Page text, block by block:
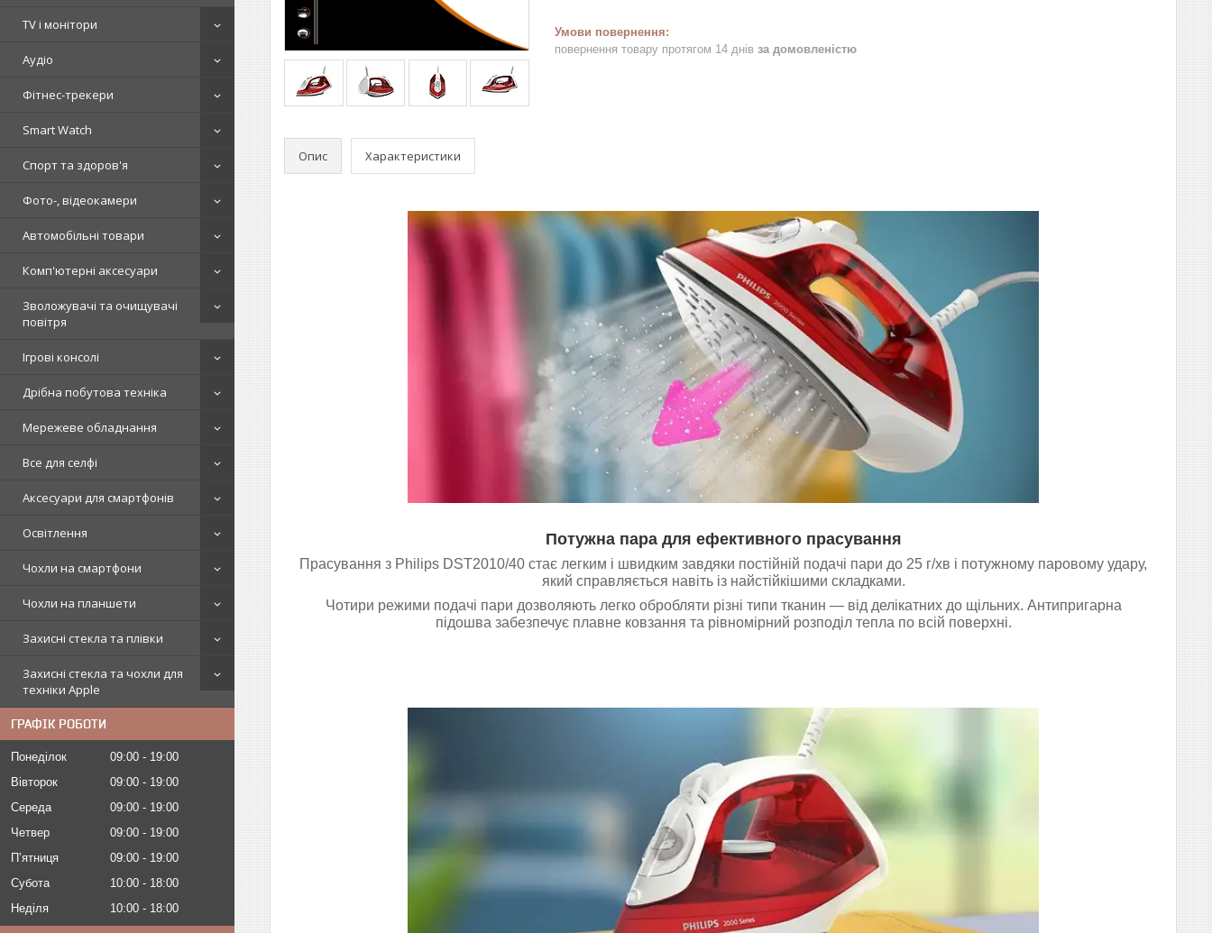
TV і монітори
Аудіо
Фітнес-трекери
Smart Watch
Спорт та здоров'я
Фото-, відеокамери
Автомобільні товари
Комп'ютерні аксесуари
Зволожувачі та очищувачі
повітря
Ігрові консолі
Дрібна побутова техніка
Мережеве обладнання
Все для селфі
Аксесуари для смартфонів
Освітлення
Чохли на смартфони
Чохли на планшети
Захисні стекла та плівки
Захисні стекла та чохли для
техніки Apple
ГРАФІК РОБОТИ
Понеділок 09:00
19:00
Вівторок
09:00
19:00
Середа
09:00
19:00
Четвер
09:00
19:00
Пʼятниця
09:00
19:00
Субота
10:00
18:00
Неділя
10:00 18:00
повернення товару протягом 14 днів за домовленістю
Опис Характеристики
Потужна пара для ефективного прасування
Прасування з Philips DST2010/40 стає легким і швидким завдяки постійній подачі пари до 25 г/хв і потужному паровому удару,
який справляється навіть із найстійкішими складками.
Чотири режими подачі пари дозволяють легко обробляти різні типи тканин — від делікатних до щільних. Антипригарна
підошва забезпечує плавне ковзання та рівномірний розподіл тепла по всій поверхні.